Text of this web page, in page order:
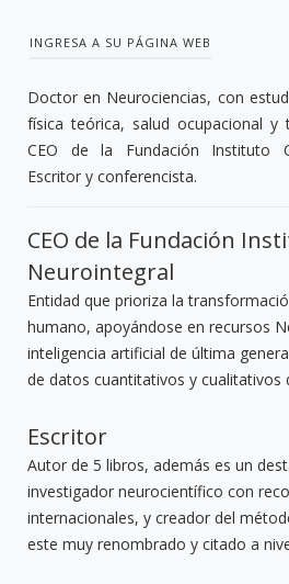
INGRESA A SU PÁGINA WEB
Doctor en Neurociencias, con
física teórica, salud ocupacional y
CEO de la Fundación Instituto
Escritor y conferencista.
CEO de la Fundación
Neurointegral
Entidad que prioriza la
humano, apoyándose en recursos
inteligencia artificial de última
de datos cuantitativos y cualitativos
Escritor
Autor de 5 libros, además es un
investigador neurocientífico con
internacionales, y creador del
este muy renombrado y citado a